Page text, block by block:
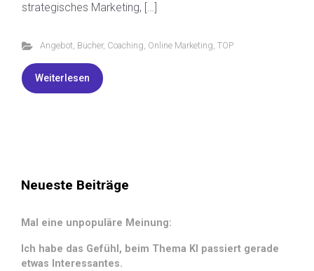
strategisches Marketing, […]
Angebot, Bücher, Coaching, Online Marketing, TOP
Weiterlesen
Neueste Beiträge
Mal eine unpopuläre Meinung:
Ich habe das Gefühl, beim Thema KI passiert gerade
etwas Interessantes.